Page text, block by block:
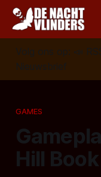
Volg ons op: 📣
Nieuwsbrief
GAMES
Hill